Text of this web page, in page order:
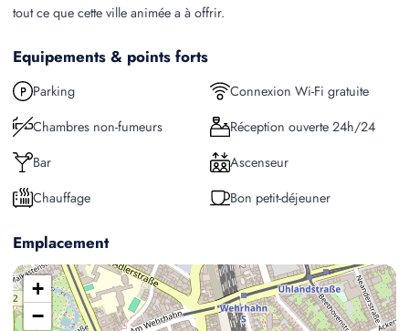
tout ce que cette ville animée a à offrir.
Equipements & points forts
Parking
Connexion Wi-Fi gratuite
Chambres non-fumeurs
Réception ouverte 24h/24
Bar
Ascenseur
Chauffage
Bon petit-déjeuner
Emplacement
+
−